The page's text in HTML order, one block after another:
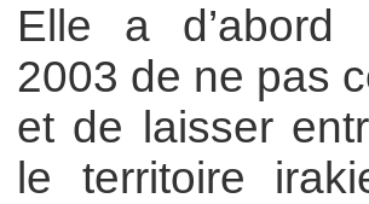
Elle a d’abord
2003 de ne pas
et de laisser
le territoire